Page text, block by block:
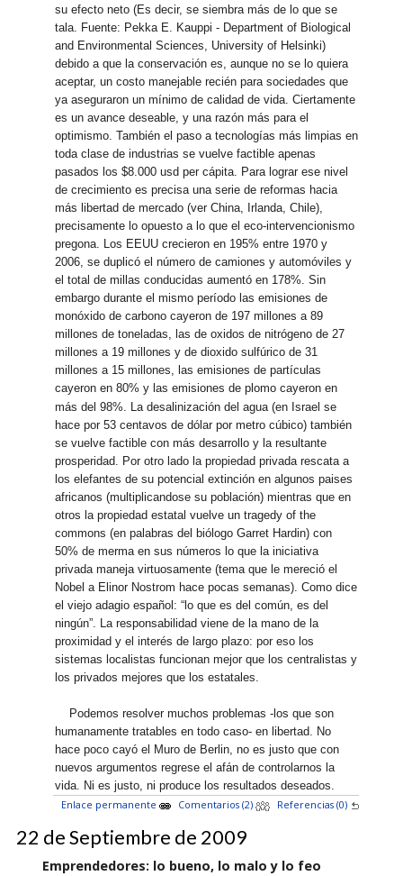
su efecto neto (Es decir, se siembra más de lo que se
tala. Fuente: Pekka E. Kauppi - Department of Biological
and Environmental Sciences, University of Helsinki)
debido a que la conservación es, aunque no se lo quiera
aceptar, un costo manejable recién para sociedades que
ya aseguraron un mínimo de calidad de vida. Ciertamente
es un avance deseable, y una razón más para el
optimismo. También el paso a tecnologías más limpias en
toda clase de industrias se vuelve factible apenas
pasados los $8.000 usd per cápita. Para lograr ese nivel
de crecimiento es precisa una serie de reformas hacia
más libertad de mercado (ver China, Irlanda, Chile),
precisamente lo opuesto a lo que el eco-intervencionismo
pregona. Los EEUU crecieron en 195% entre 1970 y
2006, se duplicó el número de camiones y automóviles y
el total de millas conducidas aumentó en 178%. Sin
embargo durante el mismo período las emisiones de
monóxido de carbono cayeron de 197 millones a 89
millones de toneladas, las de oxidos de nitrógeno de 27
millones a 19 millones y de dioxido sulfúrico de 31
millones a 15 millones, las emisiones de partículas
cayeron en 80% y las emisiones de plomo cayeron en
más del 98%. La desalinización del agua (en Israel se
hace por 53 centavos de dólar por metro cúbico) también
se vuelve factible con más desarrollo y la resultante
prosperidad. Por otro lado la propiedad privada rescata a
los elefantes de su potencial extinción en algunos paises
africanos (multiplicandose su población) mientras que en
otros la propiedad estatal vuelve un tragedy of the
commons (en palabras del biólogo Garret Hardin) con
50% de merma en sus números lo que la iniciativa
privada maneja virtuosamente (tema que le mereció el
Nobel a Elinor Nostrom hace pocas semanas). Como dice
el viejo adagio español: “lo que es del común, es del
ningún”. La responsabilidad viene de la mano de la
proximidad y el interés de largo plazo: por eso los
sistemas localistas funcionan mejor que los centralistas y
los privados mejores que los estatales.
Podemos resolver muchos problemas -los que son
humanamente tratables en todo caso- en libertad. No
hace poco cayó el Muro de Berlin, no es justo que con
nuevos argumentos regrese el afán de controlarnos la
vida. Ni es justo, ni produce los resultados deseados.
Enlace permanente
Comentarios (2) Referencias (0)
22 de Septiembre de 2009
Emprendedores: lo bueno, lo malo y lo feo